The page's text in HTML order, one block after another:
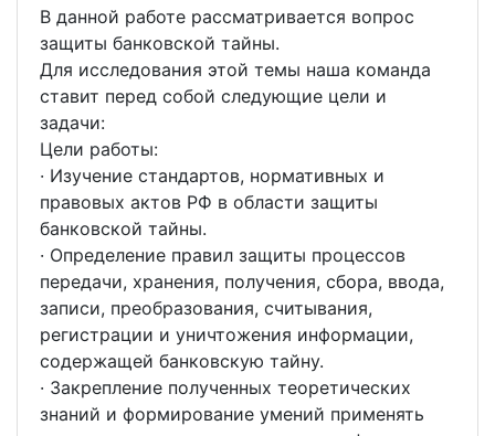
В данной работе рассматривается вопрос
защиты банковской тайны.
Для исследования этой темы наша команда
ставит перед собой следующие цели и
задачи:
Цели работы:
· Изучение стандартов, нормативных и
правовых актов РФ в области защиты
банковской тайны.
· Определение правил защиты процессов
передачи, хранения, получения, сбора, ввода,
записи, преобразования, считывания,
регистрации и уничтожения информации,
содержащей банковскую тайну.
· Закрепление полученных теоретических
знаний и формирование умений применять